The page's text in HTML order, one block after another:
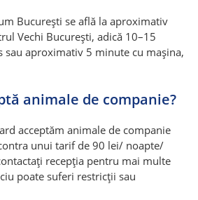
București se află la aproximativ
Vechi București, adică 10–15
sau aproximativ 5 minute cu mașina,
animale de companie?
acceptăm animale de companie
unui tarif de 90 lei/ noapte/
recepția pentru mai multe
poate suferi restricții sau